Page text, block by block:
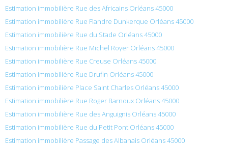
Estimation immobilière Rue des Africains Orléans 45000
Estimation immobilière Rue Flandre Dunkerque Orléans 45000
Estimation immobilière Rue du Stade Orléans 45000
Estimation immobilière Rue Michel Royer Orléans 45000
Estimation immobilière Rue Creuse Orléans 45000
Estimation immobilière Rue Drufin Orléans 45000
Estimation immobilière Place Saint Charles Orléans 45000
Estimation immobilière Rue Roger Barnoux Orléans 45000
Estimation immobilière Rue des Anguignis Orléans 45000
Estimation immobilière Rue du Petit Pont Orléans 45000
Estimation immobilière Passage des Albanais Orléans 45000